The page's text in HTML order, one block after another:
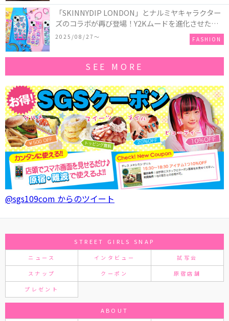
「SKINNYDIP LONDON」とナルミヤキャラクター
ズのコラボが再び登場！Y2Kムードを進化させた新
作コレクションを発売♪
2025/08/27〜 FASHION
SEE MORE
@sgs109com からのツイート
STREET GIRLS SNAP
ニュース インタビュー 試写会
スナップ クーポン 原宿店舗
プレゼント
ABOUT